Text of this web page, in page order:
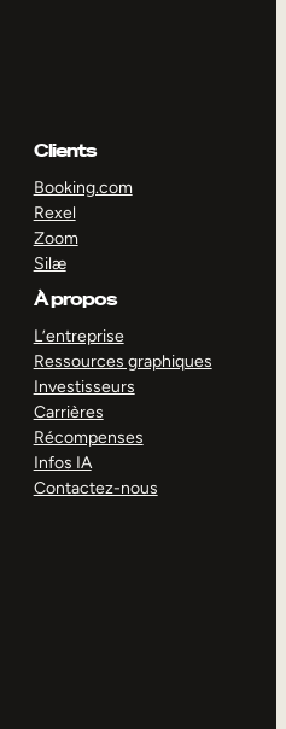
Clients
Booking.com
Rexel
Zoom
Silæ
À propos
L’entreprise
Ressources graphiques
Investisseurs
Carrières
Récompenses
Infos IA
Contactez-nous